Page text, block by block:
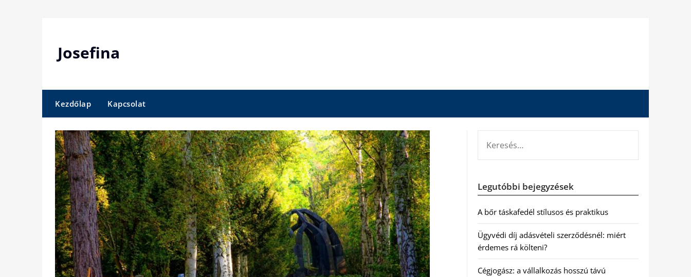
Josefina
Kezdőlap Kapcsolat
Legutóbbi bejegyzések
A bőr táskafedél stílusos és praktikus
Ügyvédi díj adásvételi szerződésnél: miért
érdemes rá költeni?
Cégjogász: a vállalkozás hosszú távú